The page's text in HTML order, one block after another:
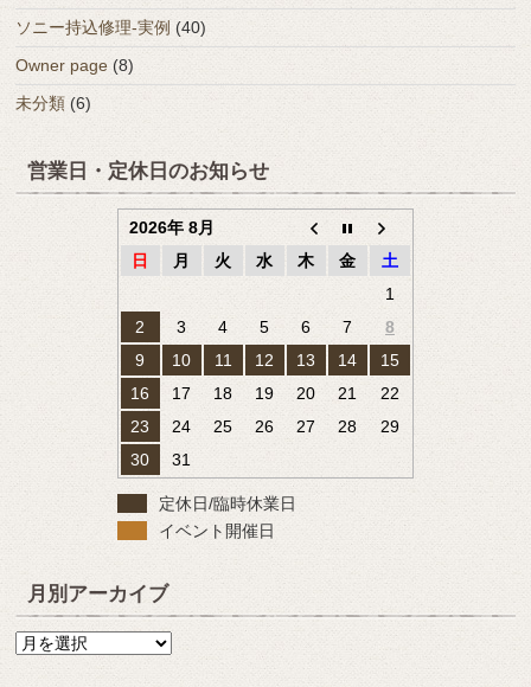
ソニー持込修理-実例 (40)
Owner page (8)
未分類 (6)
営業日・定休日のお知らせ
2026年 8月
日
月 火 水 木 金
土
1
2
3 4 5 6 7
8
9
10 11 12 13 14
15
16
17 18 19 20 21
22
23
24 25 26 27 28
29
30
31
定休日/臨時休業日
イベント開催日
月別アーカイブ
月